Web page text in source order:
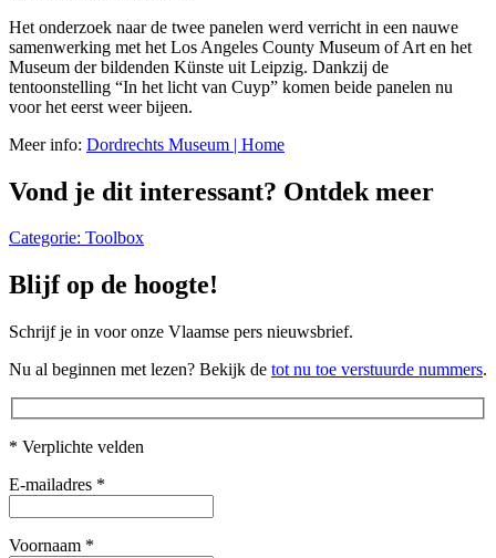
Het onderzoek naar de twee panelen werd verricht in een nauwe
samenwerking met het Los Angeles County Museum of Art en het
Museum der bildenden Künste uit Leipzig. Dankzij de
tentoonstelling “In het licht van Cuyp” komen beide panelen nu
voor het eerst weer bijeen.
Meer info: Dordrechts Museum | Home
Vond je dit interessant? Ontdek meer
Categorie: Toolbox
Blijf op de hoogte!
Schrijf je in voor onze Vlaamse pers nieuwsbrief.
Nu al beginnen met lezen? Bekijk de tot nu toe verstuurde nummers.
* Verplichte velden
E-mailadres *
Voornaam *